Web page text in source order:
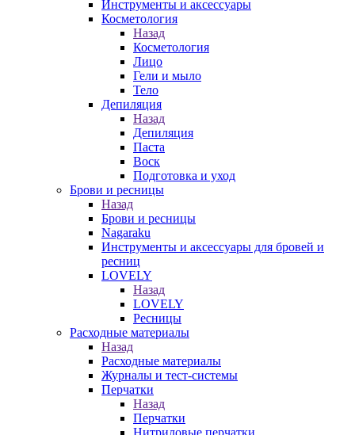
Инструменты и аксессуары
Косметология
Назад
Косметология
Лицо
Гели и мыло
Тело
Депиляция
Назад
Депиляция
Паста
Воск
Подготовка и уход
Брови и ресницы
Назад
Брови и ресницы
Nagaraku
Инструменты и аксессуары для бровей и
ресниц
LOVELY
Назад
LOVELY
Ресницы
Расходные материалы
Назад
Расходные материалы
Журналы и тест-системы
Перчатки
Назад
Перчатки
Нитриловые перчатки